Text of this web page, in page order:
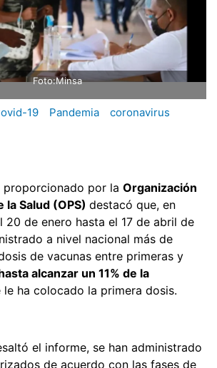
Foto:Minsa
19 Pandemia
coronavirus
proporcionado por la Organización
la Salud (OPS) destacó que, en
20 de enero hasta el 17 de abril de
a nivel nacional más de
de vacunas entre primeras y
alcanzar un 11% de la
le ha colocado la primera dosis.
el informe, se han administrado
de acuerdo con las fases de